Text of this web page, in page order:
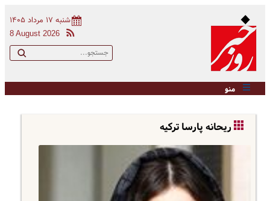
شنبه ۱۷ مرداد ۱۴۰۵
8 August 2026
منو
ریحانه پارسا ترکیه